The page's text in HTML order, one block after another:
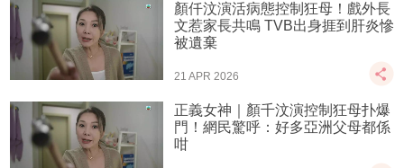
顏仟汶演活病態控制狂母！戲外長
文惹家長共鳴 TVB出身捱到肝炎慘
被遺棄
21 APR 2026
正義女神｜顏千汶演控制狂母扑爆
門！網民驚呼：好多亞洲父母都係
咁